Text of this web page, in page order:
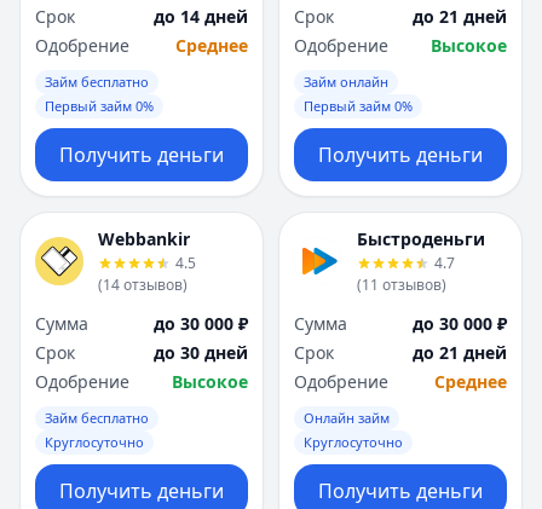
Срок
до 14 дней
Одобрение
Среднее
Займ бесплатно
Первый займ 0%
Получить деньги
Срок
до 21 дней
Одобрение
Высокое
Займ онлайн
Первый займ 0%
Получить деньги
Webbankir
4.5
(14отзывов)
Сумма
до 30 000 ₽
Срок
до 30 дней
Одобрение
Высокое
Займ бесплатно
Круглосуточно
Получить деньги
Быстроденьги
4.7
(11 отзывов)
Сумма
до 30 000 ₽
Срок
до 21 дней
Одобрение
Среднее
Онлайн займ
Круглосуточно
Получить деньги